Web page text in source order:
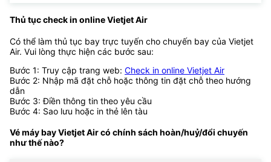
Thủ tục check in online Vietjet Air
Có thể làm thủ tục bay trực tuyến cho chuyến bay của Vietjet
Air. Vui lòng thực hiện các bước sau:
Bước 1: Truy cập trang web: Check in online Vietjet Air
Bước 2: Nhập mã đặt chỗ hoặc thông tin đặt chỗ theo hướng
dẫn
Bước 3: Điền thông tin theo yêu cầu
Bước 4: Sao lưu hoặc in thẻ lên tàu
Vé máy bay Vietjet Air có chính sách hoàn/huỷ/đổi chuyến
như thế nào?